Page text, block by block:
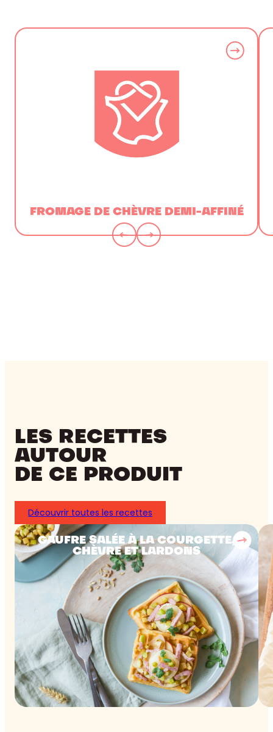
FROMAGE DE CHÈVRE DEMI-AFFINÉ
LES RECETTES
AUTOUR
DE CE PRODUIT
Découvrir toutes les recettes
GAUFRE SALÉE À LA COURGETTE,
CHÈVRE ET LARDONS